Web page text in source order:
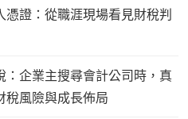
證：從職涯現場看見財稅判
企業主搜尋會計公司時，真
稅風險與成長佈局